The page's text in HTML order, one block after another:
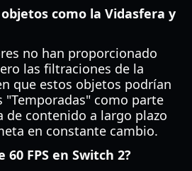
como la Vidasfera y
no han proporcionado
las filtraciones de la
que estos objetos podrían
"Temporadas" como parte
de contenido a largo plazo
en constante cambio.
60 FPS en Switch 2?